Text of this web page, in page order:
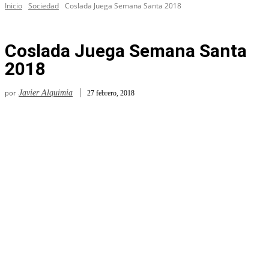
Inicio Sociedad Coslada Juega Semana Santa 2018
Coslada Juega Semana Santa
2018
por Javier Alquimia 27 febrero, 2018